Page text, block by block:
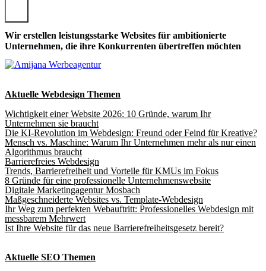
Wir erstellen leistungsstarke Websites für ambitionierte
Unternehmen, die ihre Konkurrenten übertreffen möchten
Aktuelle Webdesign Themen
Wichtigkeit einer Website 2026: 10 Gründe, warum Ihr
Unternehmen sie braucht
Die KI-Revolution im Webdesign: Freund oder Feind für Kreative?
Mensch vs. Maschine: Warum Ihr Unternehmen mehr als nur einen
Algorithmus braucht
Barrierefreies Webdesign
Trends, Barrierefreiheit und Vorteile für KMUs im Fokus
8 Gründe für eine professionelle Unternehmenswebsite
Digitale Marketingagentur Mosbach
Maßgeschneiderte Websites vs. Template-Webdesign
Ihr Weg zum perfekten Webauftritt: Professionelles Webdesign mit
messbarem Mehrwert
Ist Ihre Website für das neue Barrierefreiheitsgesetz bereit?
Aktuelle SEO Themen